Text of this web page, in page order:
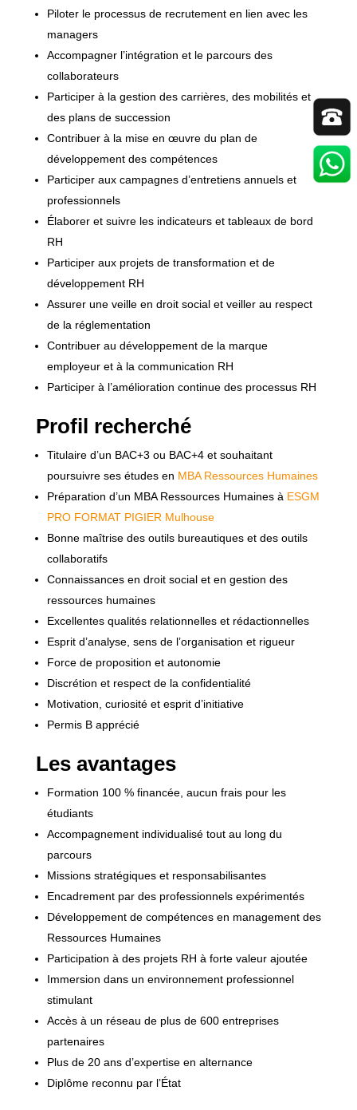
Piloter le processus de recrutement en lien avec les
managers
Accompagner l’intégration et le parcours des
collaborateurs
Participer à la gestion des carrières, des mobilités et
des plans de succession
Contribuer à la mise en œuvre du plan de
développement des compétences
Participer aux campagnes d’entretiens annuels et
professionnels
Élaborer et suivre les indicateurs et tableaux de bord
RH
Participer aux projets de transformation et de
développement RH
Assurer une veille en droit social et veiller au respect
de la réglementation
Contribuer au développement de la marque
employeur et à la communication RH
Participer à l’amélioration continue des processus RH
Profil recherché
Titulaire d’un BAC+3 ou BAC+4 et souhaitant
poursuivre ses études en MBA Ressources Humaines
Préparation d’un MBA Ressources Humaines à ESGM
PRO FORMAT PIGIER Mulhouse
Bonne maîtrise des outils bureautiques et des outils
collaboratifs
Connaissances en droit social et en gestion des
ressources humaines
Excellentes qualités relationnelles et rédactionnelles
Esprit d’analyse, sens de l’organisation et rigueur
Force de proposition et autonomie
Discrétion et respect de la confidentialité
Motivation, curiosité et esprit d’initiative
Permis B apprécié
Les avantages
Formation 100 % financée, aucun frais pour les
étudiants
Accompagnement individualisé tout au long du
parcours
Missions stratégiques et responsabilisantes
Encadrement par des professionnels expérimentés
Développement de compétences en management des
Ressources Humaines
Participation à des projets RH à forte valeur ajoutée
Immersion dans un environnement professionnel
stimulant
Accès à un réseau de plus de 600 entreprises
partenaires
Plus de 20 ans d’expertise en alternance
Diplôme reconnu par l’État